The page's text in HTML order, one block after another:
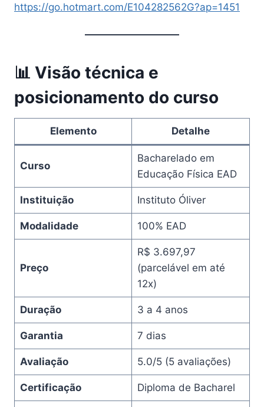
https://go.hotmart.com/E104282562G?ap=1451
📊 Visão técnica e
posicionamento do curso
Elemento Detalhe
Curso
Bacharelado em
Educação Física EAD
Instituição Instituto Óliver
Modalidade 100% EAD
Preço
R$ 3.697,97
(parcelável em até
12x)
Duração 3 a 4 anos
Garantia 7 dias
Avaliação 5.0/5 (5 avaliações)
Certificação Diploma de Bacharel